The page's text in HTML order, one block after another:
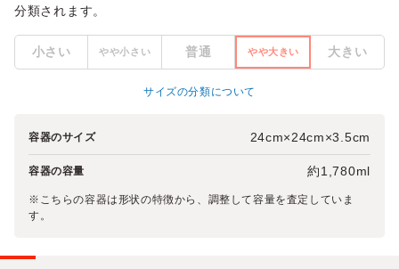
分類されます。
小さい やや小さい 普通 やや大きい 大きい
サイズの分類について
容器のサイズ 24cm×24cm×3.5cm
容器の容量 約1,780ml
※こちらの容器は形状の特徴から、調整して容量を査定していま
す。